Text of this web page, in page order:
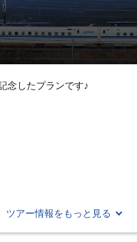
念したプランです♪
ツアー情報をもっと見る